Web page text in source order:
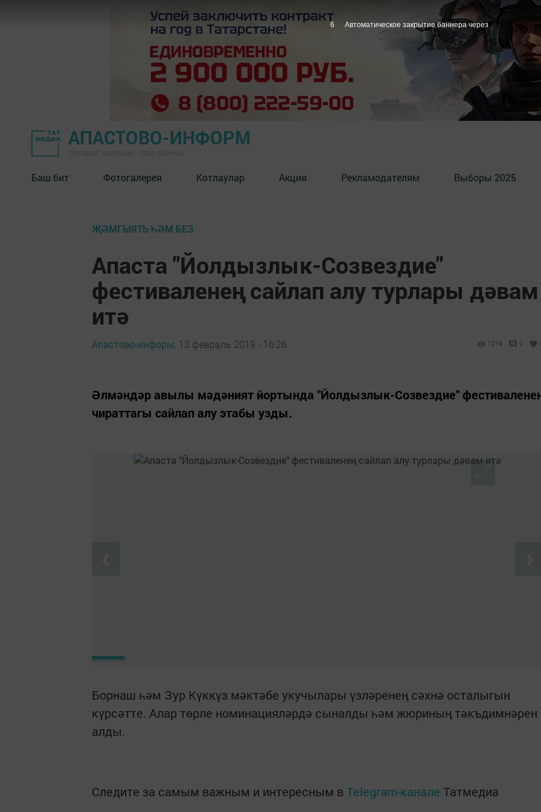
АПАСТОВО-ИНФОРМ
Баш бит Фотогалерея Котлаулар Акция Рекламодателям Выборы 2025
ҖӘМГЫЯТЬ ҺӘМ БЕЗ
Апаста "Йолдызлык-Созвездие"
фестиваленең сайлап алу турлары дәвам
итә
Апастово-информ, 13 февраль 2019 - 16:26 1219 0
Әлмәндәр авылы мәдәният йортында "Йолдызлык-Созвездие"
чираттагы сайлап алу этабы узды.
Борнаш һәм Зур Күккүз мәктәбе укучылары үзләренең сәхнә осталыгын
күрсәтте. Алар төрле номинацияләрдә сыналды һәм жюриның тәкъдимнәрен
алды.
Следите за самым важным и интересным в Telegram-канале Татмедиа
5 Автоматическое закрытие баннера через